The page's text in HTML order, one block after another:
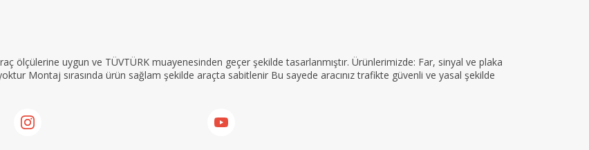
ölçülerine uygun ve TÜVTÜRK muayenesinden geçer şekilde tasarlanmıştır. Ürünlerimizde: Far, sinyal ve plaka
Montaj sırasında ürün sağlam şekilde araçta sabitlenir Bu sayede aracınız trafikte güvenli ve yasal şekilde